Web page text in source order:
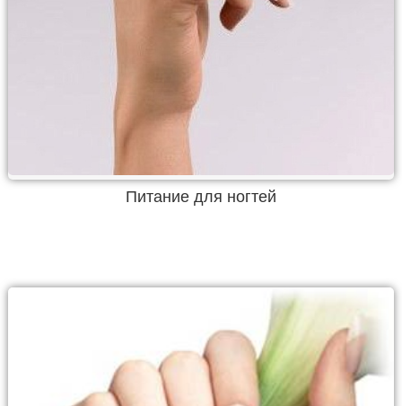
Питание для ногтей